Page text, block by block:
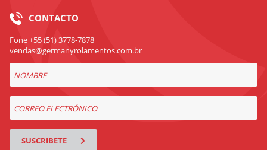
CONTACTO
Fone +55 (51) 3778-7878
vendas@germanyrolamentos.com.br
SUSCRIBETE